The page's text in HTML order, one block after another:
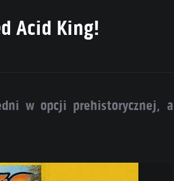
Acid King!
w opcji prehistorycznej, a